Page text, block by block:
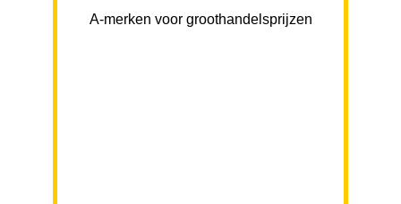
A-merken voor groothandelsprijzen